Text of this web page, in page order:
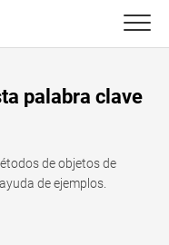
palabra clave
de objetos de
de ejemplos.